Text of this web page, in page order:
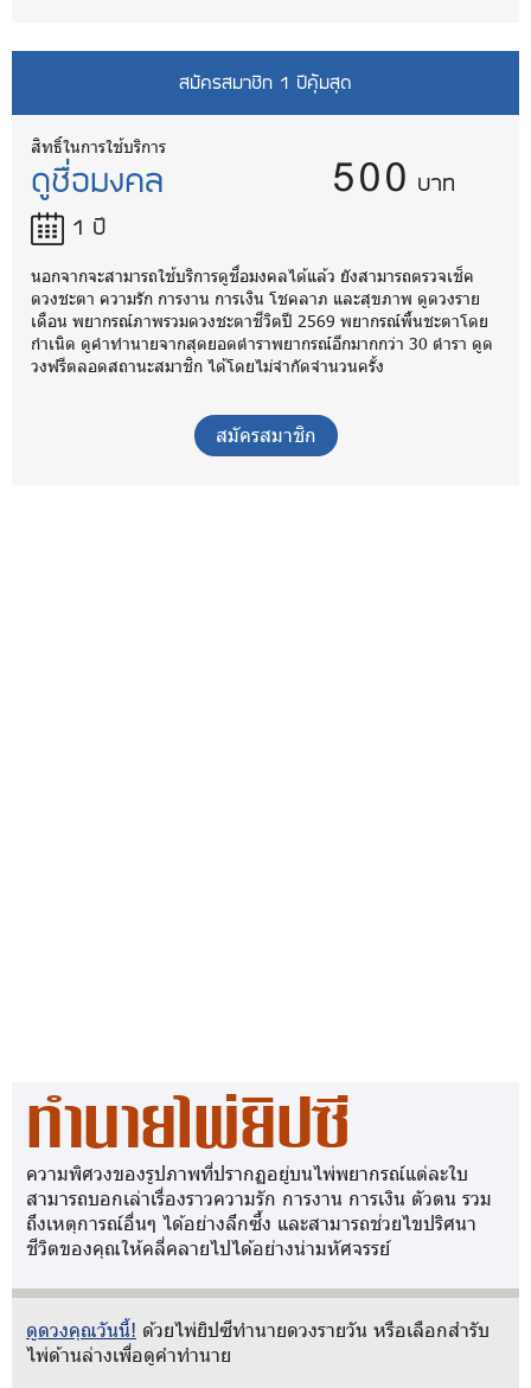
สมัครสมาชิก 1 ปีคุ้มสุด
สิทธิ์ในการใช้บริการ
ดูชื่อมงคล
1 ปี
500 บาท
นอกจากจะสามารถใช้บริการดูชื่อมงคลได้แล้ว ยังสามารถตรวจเช็ค
ดวงชะตา ความรัก การงาน การเงิน โชคลาภ และสุขภาพ ดูดวงราย
เดือน พยากรณ์ภาพรวมดวงชะตาชีวิตปี 2569 พยากรณ์พื้นชะตาโดย
กำเนิด ดูคำทำนายจากสุดยอดตำราพยากรณ์อีกมากกว่า 30 ตำรา ดูด
วงฟรีตลอดสถานะสมาชิก ได้โดยไม่จำกัดจำนวนครั้ง
สมัครสมาชิก
ทำนายไพ่ยิปซี
ความพิศวงของรูปภาพที่ปรากฏอยู่บนไพ่พยากรณ์แต่ละใบ
สามารถบอกเล่าเรื่องราวความรัก การงาน การเงิน ตัวตน รวม
ถึงเหตุการณ์อื่นๆ ได้อย่างลึกซึ้ง และสามารถช่วยไขปริศนา
ชีวิตของคุณให้คลี่คลายไปได้อย่างน่ามหัศจรรย์
ดูดวงคุณวันนี้! ด้วยไพ่ยิปซีทำนายดวงรายวัน หรือเลือกสำรับ
ไพ่ด้านล่างเพื่อดูคำทำนาย